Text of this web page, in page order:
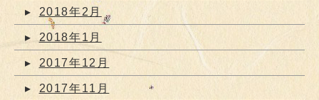
2018年2月
2018年1月
2017年12月
2017年11月